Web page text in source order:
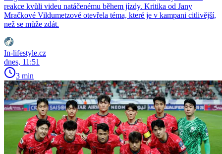
reakce kvůli videu natáčenému během jízdy. Kritika od Jany
Mračkové Vildumetzové otevřela téma, které je v kampani citlivější,
než se může zdát.
In-lifestyle.cz
dnes, 11:51
3 min